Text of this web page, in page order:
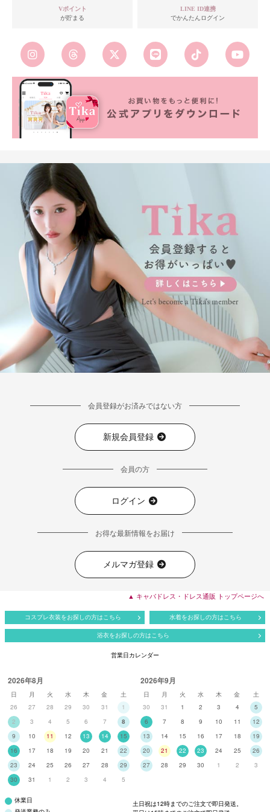
Vポイント
が貯まる
LINE ID連携
でかんたんログイン
会員登録がお済みではない方
新規会員登録
会員の方
ログイン
お得な最新情報をお届け
メルマガ登録
▲ キャバドレス・ドレス通販 トップページへ
コスプレ衣装をお探しの方はこちら 水着をお探しの方はこちら
浴衣をお探しの方はこちら
営業日カレンダー
2026年8月
日 月 火 水 木 金
土
26
27 28 29 30 31
1
2
3 4 5 6 7
8
9
10 11 12 13 14
15
16
17 18 19 20 21
22
23
24 25 26 27 28
29
30
31 1 2 3 4 5
2026年9月
日 月 火 水 木 金
土
30
31 1 2 3 4
5
6
7 8 9 10 11
12
13
14 15 16 17 18
19
20
21 22 23 24 25
26
27
28 29 30 1 2 3
休業日
土日祝は12時までのご注文で即日発送。